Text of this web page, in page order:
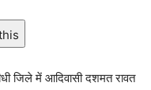
जिले में आदिवासी दशमत रावत